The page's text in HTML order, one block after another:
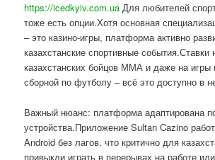
https://icedkyiv.com.ua Для любителей
тоже есть опции.Хотя основная
– это казино-игры, платформа активно
казахстанские спортивные
казахстанских бойцов ММА и даже на игры
сборной по футболу – всё это доступно в
Важный нюанс: платформа адаптирована
устройства.Приложение Sultan Cazino
Android без лагов, что критично для
привыкли играть в перерывах на работе